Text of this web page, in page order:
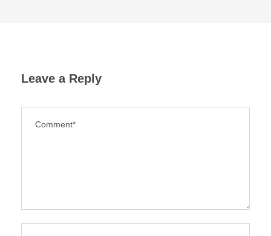
Leave a Reply